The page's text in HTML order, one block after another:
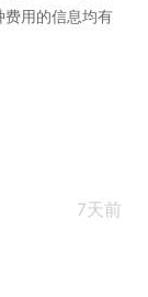
费用的信息均有
7天前